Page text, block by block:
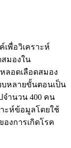
พื่อวิเคราะห์
สมองใน
ลอดเลือดสมอง
บหลายขั้นตอนเป็น
ำนวน 400 คน
ะห์ข้อมูลโดยใช้
องการเกิดโรค